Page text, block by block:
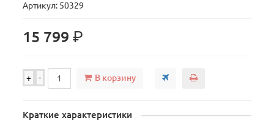
Артикул: 50329
15 799р.
+ - В корзину
Краткие характеристики